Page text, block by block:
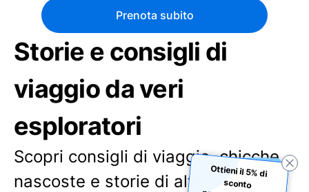
Prenota subito
Storie e consigli di
viaggio da veri
esploratori
Scopri consigli di viaggio, chicche
nascoste e storie di altri
Ottieni il 5% di
sconto
prenotando dalla